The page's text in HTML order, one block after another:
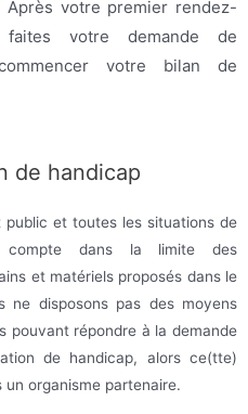
Après votre premier rendez-
faites votre demande de
votre bilan de
de handicap
et toutes les situations de
compte dans la limite des
et matériels proposés dans le
ne disposons pas des moyens
pouvant répondre à la demande
de handicap, alors ce(tte)
organisme partenaire.